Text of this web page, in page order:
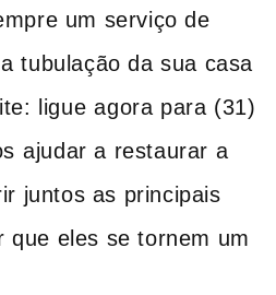
um serviço de
tubulação da sua casa
ligue ⁢agora para (31)
⁤ajudar ‌a restaurar a
juntos as principais
que​ eles se tornem um